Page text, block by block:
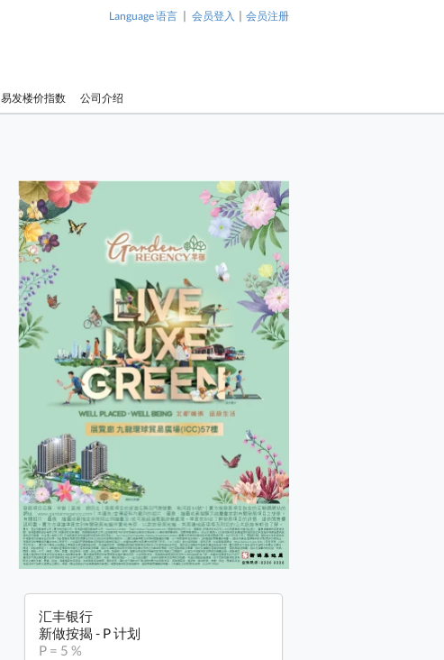
Language 语言 | 会员登入 | 会员注册
易发楼价指数 公司介绍
汇丰银行
新做按揭 - P 计划
P = 5 %